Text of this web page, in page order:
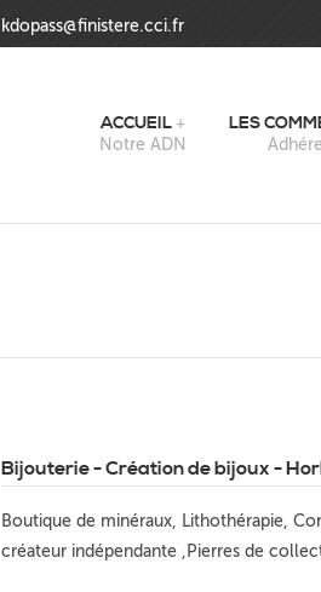
kdopass@finistere.cci.fr
ACCUEIL
Notre ADN
LES
Bijouterie - Création de bijoux -
Boutique de minéraux, Lithothérapie,
créateur indépendante ,Pierres de